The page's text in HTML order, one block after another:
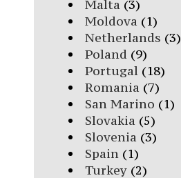
Malta (3)
Moldova (1)
Netherlands (3)
Poland (9)
Portugal(18)
Romania (7)
San Marino (1)
Slovakia (5)
Slovenia (3)
Spain(1)
Turkey(2)